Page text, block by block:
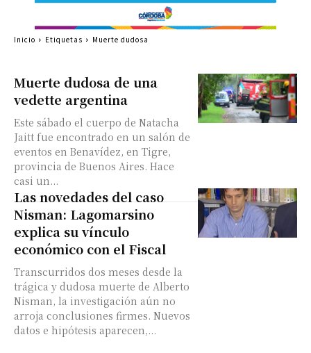
Muerte dudosa de una
vedette argentina
Este sábado el cuerpo de Natacha
Jaitt fue encontrado en un salón de
eventos en Benavídez, en Tigre,
provincia de Buenos Aires. Hace
casi un...
Las novedades del caso
Nisman: Lagomarsino
explica su vínculo
económico con el Fiscal
Transcurridos dos meses desde la
trágica y dudosa muerte de Alberto
Nisman, la investigación aún no
arroja conclusiones firmes. Nuevos
datos e hipótesis aparecen,...
Inicio Etiquetas Muerte dudosa